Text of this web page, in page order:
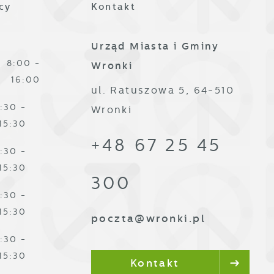
8:00 -
16:00
-
-
-
-
Kontakt
Urząd Miasta i Gminy
Wronki
ul. Ratuszowa 5, 64-510
Wronki
+48 67 25 45
300
poczta@wronki.pl
Kontakt